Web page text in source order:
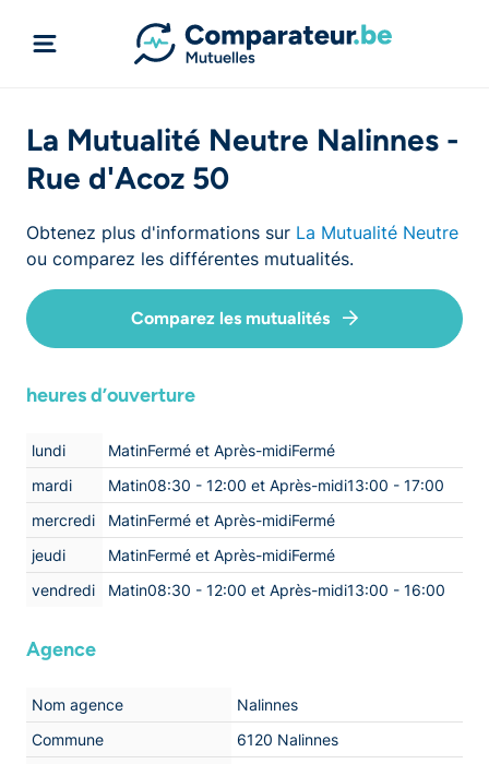
La Mutualité Neutre Nalinnes -
Rue d'Acoz 50
Obtenez plus d'informations sur La Mutualité Neutre
ou comparez les différentes mutualités.
Comparez les mutualités
heures d’ouverture
lundi
MatinFermé et Après-midiFermé
mardi
Matin08:30 - 12:00 et Après-midi13:00 - 17:00
mercredi
MatinFermé et Après-midiFermé
jeudi
MatinFermé et Après-midiFermé
vendredi
Matin08:30 - 12:00 et Après-midi13:00 - 16:00
Agence
Nom agence
Nalinnes
Commune
6120 Nalinnes